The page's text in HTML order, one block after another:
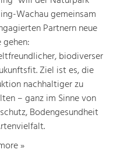
Wachau gemeinsam
Partnern neue
biodiverser
Ziel ist es, die
nachhaltiger zu
– ganz im Sinne von
Bodengesundheit
»